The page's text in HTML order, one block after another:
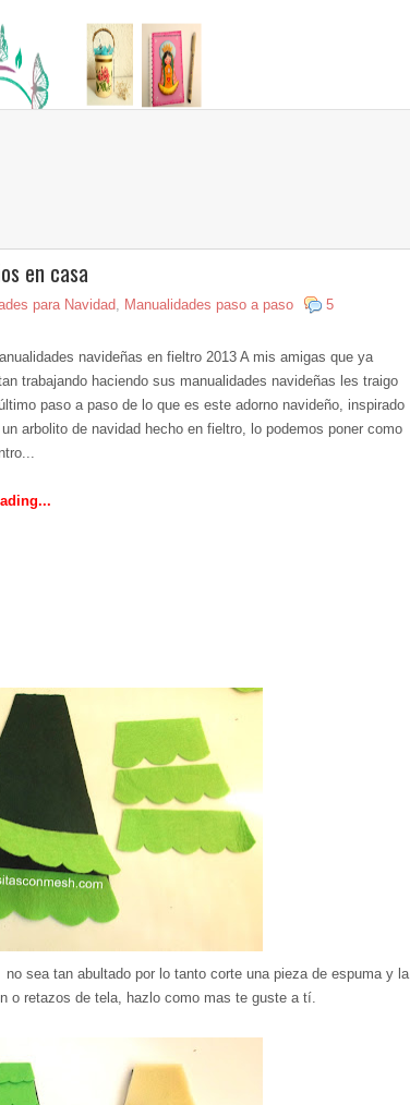
en casa
para Navidad, Manualidades paso a paso
5
navideñas en fieltro 2013 A mis amigas que ya
trabajando haciendo sus manualidades navideñas les traigo
paso a paso de lo que es este adorno navideño, inspirado
arbolito de navidad hecho en fieltro, lo podemos poner como
sea tan abultado por lo tanto corte una pieza de espuma y la
o retazos de tela, hazlo como mas te guste a tí.